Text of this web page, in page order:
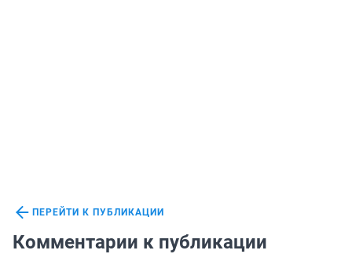
ПЕРЕЙТИ К ПУБЛИКАЦИИ
Комментарии к публикации